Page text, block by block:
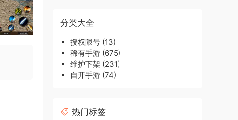
分类大全
授权限号 (13)
稀有手游 (675)
维护下架 (231)
自开手游 (74)
热门标签